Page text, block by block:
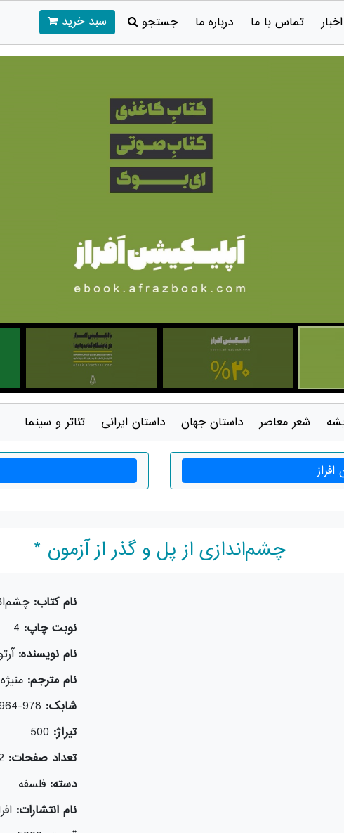
اخبار تماس با ما درباره ما جستجو سبد خرید
شعر معاصر داستان جهان داستان ايرانی تئاتر و سينما
چشم‌اندازی از پل و گذر از آزمون *
نام کتاب:
نوبت چاپ: 4
نام نویسنده:
نام مترجم:
شابک: 978-964-2837-87-8
تیراژ: 500
تعداد صفحات:
دسته:فلسفه
نام انتشارات: